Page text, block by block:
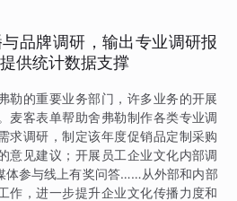
品牌调研，输出专业调研报
供统计数据支撑
勒的重要业务部门，许多业务的开展
麦客表单帮助舍弗勒制作各类专业调
求调研，制定该年度促销品定制采购
意见建议；开展员工企业文化内部调
体参与线上有奖问答……从外部和内部
作，进一步提升企业文化传播力度和